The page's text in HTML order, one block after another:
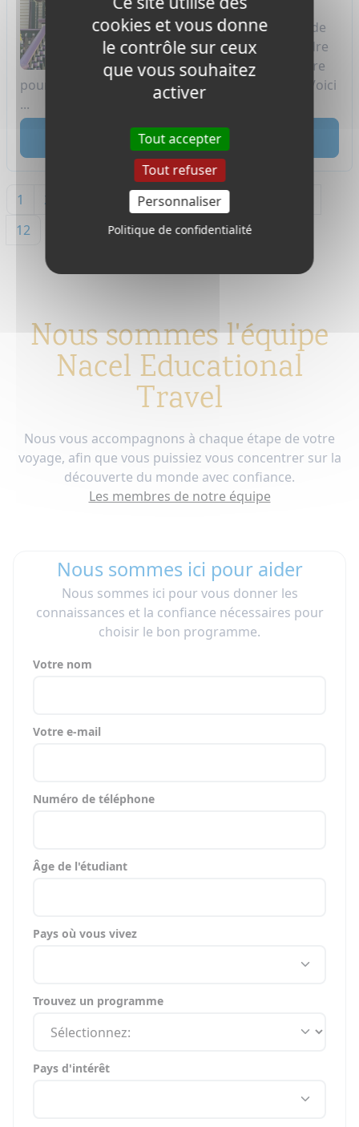
demandent comment ils
devraient écrire leur lettre de
famille d'accueil dans le cadre
du processus de candidature
pour être un étudiant en échange à l'étranger ! Voici
...
lire
1 2 6 7 8
12
Nous sommes l'équipe
Nacel Educational
Travel
Nous vous accompagnons à chaque étape de votre
voyage, afin que vous puissiez vous concentrer sur la
découverte du monde avec confiance.
Les membres de notre équipe
Nous sommes ici pour aider
Nous sommes ici pour vous donner les
connaissances et la confiance nécessaires pour
choisir le bon programme.
Votre nom
Votre e-mail
Numéro de téléphone
Âge de l'étudiant
Pays où vous vivez
Trouvez un programme
Pays d'intérêt
cookies et vous donne
le contrôle sur ceux
que vous souhaitez
activer
Tout accepter
Tout refuser
Personnaliser
Politique de confidentialité